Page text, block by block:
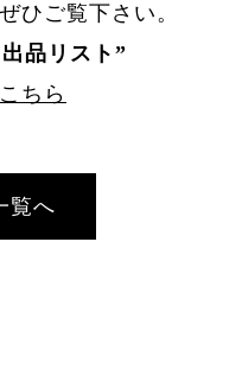
ひご覧下さい。
品リスト”
ちら
覧へ